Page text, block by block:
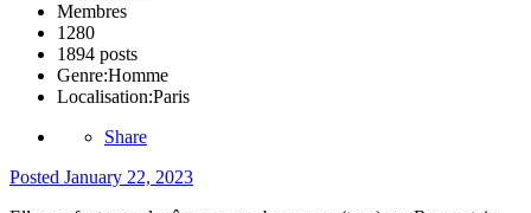
Membres
1280
1894 posts
Genre:Homme
Localisation:Paris
Share
Posted January 22, 2023